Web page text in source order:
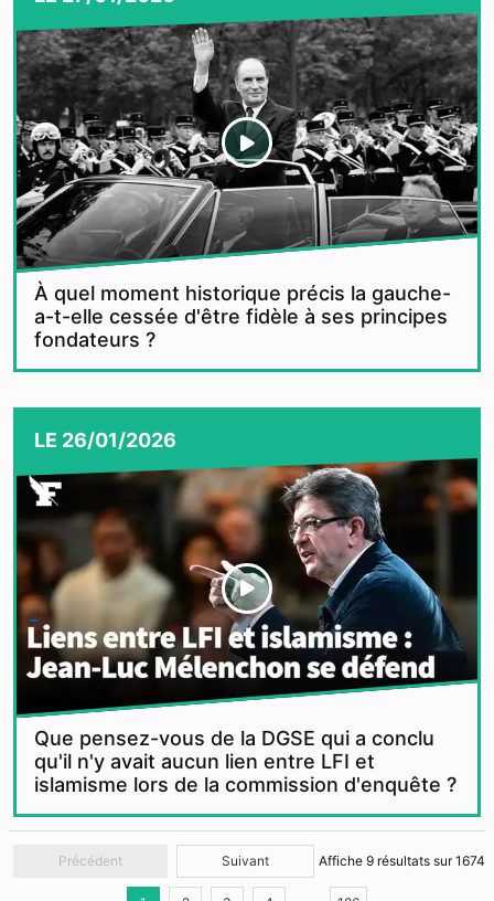
À quel moment historique précis la gauche-
a-t-elle cessée d'être fidèle à ses principes
fondateurs ?
LE 26/01/2026
Que pensez-vous de la DGSE qui a conclu
qu'il n'y avait aucun lien entre LFI et
islamisme lors de la commission d'enquête ?
Précédent Suivant Affiche 9 résultats sur1674